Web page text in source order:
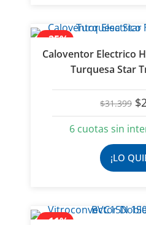
- 25%
Caloventor Electrico
Turquesa Star
$31.399 El
$
6 cuotas sin
¡LO
- 11%